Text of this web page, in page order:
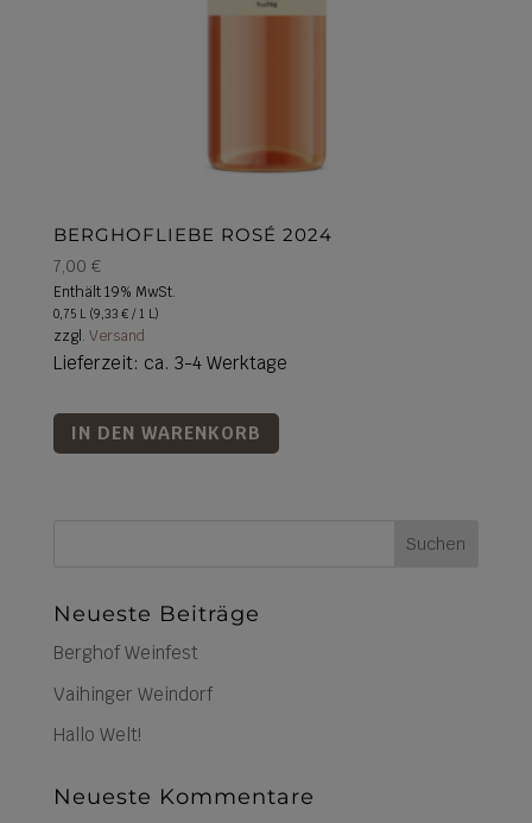
BERGHOFLIEBE ROSÉ 2024
7,00 €
Enthält 19% MwSt.
0,75 L (9,33€/ 1 L)
zzgl. Versand
Lieferzeit: ca. 3-4 Werktage
IN DEN WARENKORB
Suchen
Neueste Beiträge
Berghof Weinfest
Vaihinger Weindorf
Hallo Welt!
Neueste Kommentare